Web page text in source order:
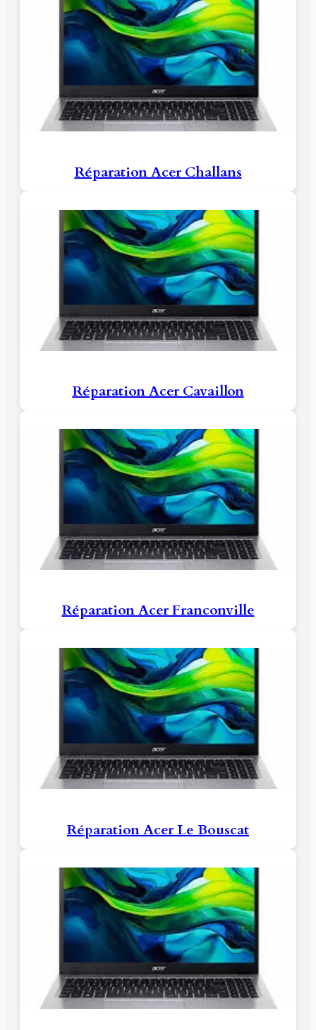
Réparation Acer Challans
Réparation Acer Cavaillon
Réparation Acer Franconville
Réparation Acer Le Bouscat